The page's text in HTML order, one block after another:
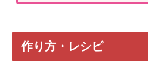
作り方・レシピ